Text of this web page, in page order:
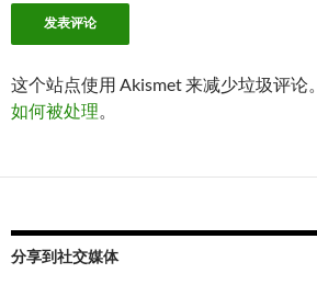
这个站点使用 Akismet 来减少垃圾评论。
如何被处理。
分享到社交媒体